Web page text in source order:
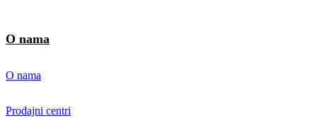
O nama
O nama
Prodajni centri